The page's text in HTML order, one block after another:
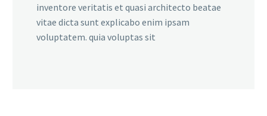
inventore veritatis et quasi architecto beatae
vitae dicta sunt explicabo enim ipsam
voluptatem. quia voluptas sit